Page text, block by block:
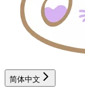
简体中文